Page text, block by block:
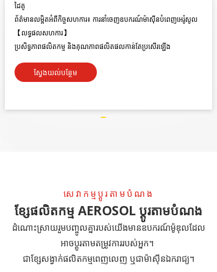
ដៃគូ
ព័ត៌មានលម្អិតអំពីកិច្ចសហការ៖ ការនាំចេញឧបករណ៍ម៉ាស៊ីនបំពេញអេរ៉ូសូល
【លទ្ធផលសហការ】
ប្រសិទ្ធភាពផលិតកម្ម និងគុណភាពផលិតផលកាន់តែប្រសើរឡើង
ស្វែងយល់បន្ថែម
សេវាកម្មប្ដូរតាមបំណង
ខ្សែផលិតកម្ម AEROSOL ប្ដូរតាមបំណង
ដំណោះស្រាយរួមបញ្ចូលគ្នារបស់យើងមានឧបករណ៍ម៉ូឌុលដែល
អាចប្ដូរតាមតម្រូវការរបស់អ្នក។
ជាខ្សែសង្វាក់ផលិតកម្មពេញលេញ ឬជាម៉ាស៊ីនឯករាជ្យ។